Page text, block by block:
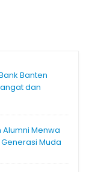
Banten
dan
Alumni Menwa
Muda